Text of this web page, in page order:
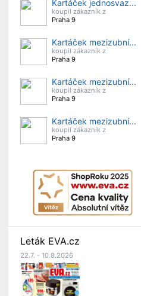
Kartáček jednosvaz...
koupil zákazník z
Praha 9
Kartáček mezizubní...
koupil zákazník z
Praha 9
Kartáček mezizubní...
koupil zákazník z
Praha 9
Kartáček mezizubní...
koupil zákazník z
Praha 9
Leták EVA.cz
22.7. - 10.8.2026